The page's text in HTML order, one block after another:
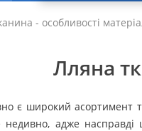
- особливості
Лляна
є широкий асортимент
адже